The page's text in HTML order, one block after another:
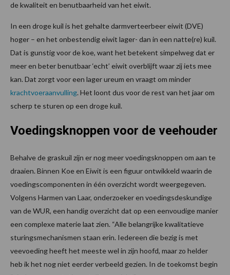
de kwaliteit en benutbaarheid van het eiwit.
In een droge kuil is het gehalte darmverteerbeer eiwit (DVE)
hoger – en het onbestendig eiwit lager- dan in een natte(re) kuil.
Dat is gunstig voor de koe, want het betekent simpelweg dat er
meer en beter benutbaar ‘echt’ eiwit overblijft waar zij iets mee
kan. Dat zorgt voor een lager ureum en vraagt om minder
krachtvoeraanvulling. Het loont dus voor de rest van het jaar om
scherp te sturen op een droge kuil.
Voedingsknoppen voor de veehouder
Behalve de graskuil zijn er nog meer voedingsknoppen om aan te
draaien. Binnen Koe en Eiwit is een figuur ontwikkeld waarin de
voedingscomponenten in één overzicht wordt weergegeven.
Volgens Harmen van Laar, onderzoeker en voedingsdeskundige
van de WUR, een handig overzicht dat op een eenvoudige manier
een complexe materie laat zien. “Alle belangrijke kwalitatieve
sturingsmechanismen staan erin. Iedereen die bezig is met
veevoeding heeft het meeste wel in zijn hoofd, maar zo helder
heb ik het nog niet eerder verbeeld gezien. In de toekomst begin